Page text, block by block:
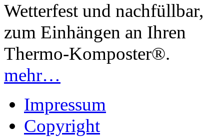
Wetterfest und nachfüllbar,
zum Einhängen an Ihren
Thermo-Komposter®.
mehr…
Impressum
Copyright